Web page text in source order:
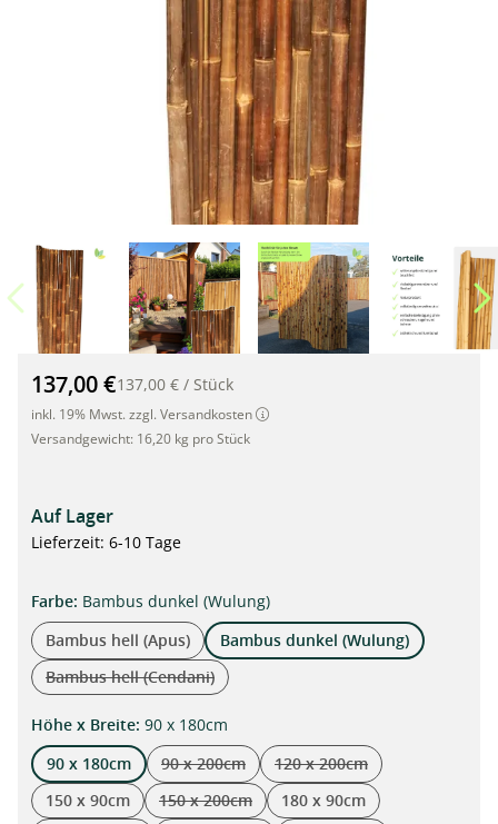
Bambus Rollzaun dunkel (Wulung) 90 x 180 x Ø 4-5,6cm"
137,00 €137,00 € / Stück
inkl. 19% Mwst. zzgl. Versandkosten
Versandgewicht: 16,20 kg pro Stück
Auf Lager
Lieferzeit: 6-10 Tage
Farbeauswählen
: Bambus dunkel (Wulung)
Bambus hell (Apus)
Bambus dunkel (Wulung)
Bambus hell (Cendani)
(Diese Option ist zurzeit nicht verfügbar.)
Höhe x Breiteauswählen
: 90 x 180cm
90 x 180cm
90 x 200cm
(Diese Option ist zurzeit nicht verfügbar.)
120 x 200cm
(Diese Option ist zurzeit
150 x 90cm 150 x 200cm
(Diese Option ist zurzeit nicht verfügbar.)
180 x 90cm